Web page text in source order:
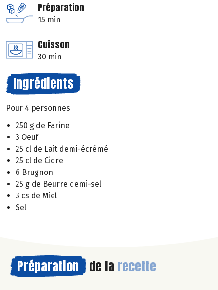
Préparation
15 min
Cuisson
30 min
Ingrédients
Pour 4 personnes
250 g de Farine
3 Oeuf
25 cl de Lait demi-écrémé
25 cl de Cidre
6 Brugnon
25 g de Beurre demi-sel
3 cs de Miel
Sel
Préparation de la recette